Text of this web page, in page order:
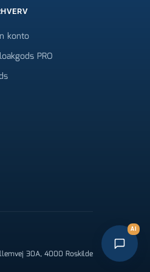
konto
PRO
30A, 4000 Roskilde
AI